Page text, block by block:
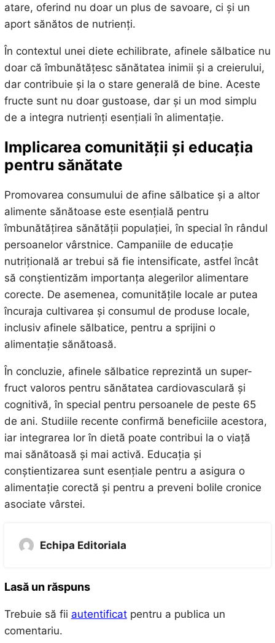
atare, oferind nu doar un plus de savoare, ci și un
aport sănătos de nutrienți.
În contextul unei diete echilibrate, afinele sălbatice nu
doar că îmbunătățesc sănătatea inimii și a creierului,
dar contribuie și la o stare generală de bine. Aceste
fructe sunt nu doar gustoase, dar și un mod simplu
de a integra nutrienți esențiali în alimentație.
Implicarea comunității și educația
pentru sănătate
Promovarea consumului de afine sălbatice și a altor
alimente sănătoase este esențială pentru
îmbunătățirea sănătății populației, în special în rândul
persoanelor vârstnice. Campaniile de educație
nutrițională ar trebui să fie intensificate, astfel încât
să conștientizăm importanța alegerilor alimentare
corecte. De asemenea, comunitățile locale ar putea
încuraja cultivarea și consumul de produse locale,
inclusiv afinele sălbatice, pentru a sprijini o
alimentație sănătoasă.
În concluzie, afinele sălbatice reprezintă un super-
fruct valoros pentru sănătatea cardiovasculară și
cognitivă, în special pentru persoanele de peste 65
de ani. Studiile recente confirmă beneficiile acestora,
iar integrarea lor în dietă poate contribui la o viață
mai sănătoasă și mai activă. Educația și
conștientizarea sunt esențiale pentru a asigura o
alimentație corectă și pentru a preveni bolile cronice
asociate vârstei.
Echipa Editoriala
Lasă un răspuns
Trebuie să fii autentificatpentru a publica un
comentariu.